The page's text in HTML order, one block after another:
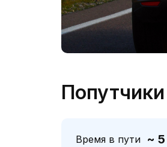
Время в пути ~